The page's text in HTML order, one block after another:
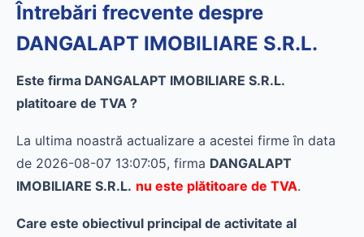
Întrebări frecvente despre
DANGALAPT IMOBILIARE S.R.L.
Este firma DANGALAPT IMOBILIARE S.R.L.
platitoare de TVA ?
La ultima noastră actualizare a acestei firme în data
de 2026-08-07 13:07:05, firma DANGALAPT
IMOBILIARE S.R.L. nu este plătitoare de TVA.
Care este obiectivul principal de activitate al